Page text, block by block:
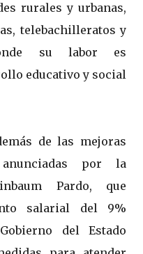
rurales y urbanas,
telebachilleratos y
su labor es
educativo y social
de las mejoras
por la
Pardo, que
salarial del 9%
del Estado